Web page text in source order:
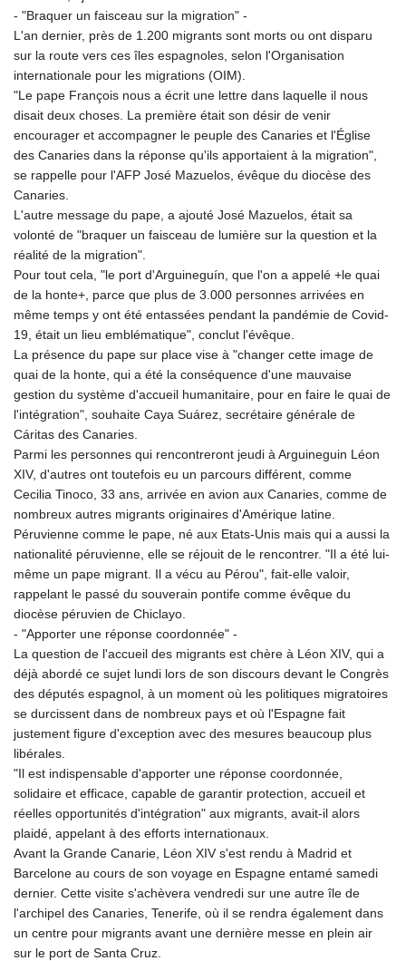
- "Braquer un faisceau sur la migration" -
L'an dernier, près de 1.200 migrants sont morts ou ont disparu
sur la route vers ces îles espagnoles, selon l'Organisation
internationale pour les migrations (OIM).
"Le pape François nous a écrit une lettre dans laquelle il nous
disait deux choses. La première était son désir de venir
encourager et accompagner le peuple des Canaries et l'Église
des Canaries dans la réponse qu'ils apportaient à la migration",
se rappelle pour l'AFP José Mazuelos, évêque du diocèse des
Canaries.
L'autre message du pape, a ajouté José Mazuelos, était sa
volonté de "braquer un faisceau de lumière sur la question et la
réalité de la migration".
Pour tout cela, "le port d'Arguineguín, que l'on a appelé +le quai
de la honte+, parce que plus de 3.000 personnes arrivées en
même temps y ont été entassées pendant la pandémie de Covid-
19, était un lieu emblématique", conclut l'évêque.
La présence du pape sur place vise à "changer cette image de
quai de la honte, qui a été la conséquence d'une mauvaise
gestion du système d'accueil humanitaire, pour en faire le quai de
l'intégration", souhaite Caya Suárez, secrétaire générale de
Cáritas des Canaries.
Parmi les personnes qui rencontreront jeudi à Arguineguin Léon
XIV, d'autres ont toutefois eu un parcours différent, comme
Cecilia Tinoco, 33 ans, arrivée en avion aux Canaries, comme de
nombreux autres migrants originaires d'Amérique latine.
Péruvienne comme le pape, né aux Etats-Unis mais qui a aussi la
nationalité péruvienne, elle se réjouit de le rencontrer. "Il a été lui-
même un pape migrant. Il a vécu au Pérou", fait-elle valoir,
rappelant le passé du souverain pontife comme évêque du
diocèse péruvien de Chiclayo.
- "Apporter une réponse coordonnée" -
La question de l'accueil des migrants est chère à Léon XIV, qui a
déjà abordé ce sujet lundi lors de son discours devant le Congrès
des députés espagnol, à un moment où les politiques migratoires
se durcissent dans de nombreux pays et où l'Espagne fait
justement figure d'exception avec des mesures beaucoup plus
libérales.
"Il est indispensable d'apporter une réponse coordonnée,
solidaire et efficace, capable de garantir protection, accueil et
réelles opportunités d'intégration" aux migrants, avait-il alors
plaidé, appelant à des efforts internationaux.
Avant la Grande Canarie, Léon XIV s'est rendu à Madrid et
Barcelone au cours de son voyage en Espagne entamé samedi
dernier. Cette visite s'achèvera vendredi sur une autre île de
l'archipel des Canaries, Tenerife, où il se rendra également dans
un centre pour migrants avant une dernière messe en plein air
sur le port de Santa Cruz.